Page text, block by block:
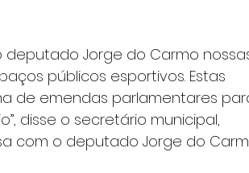
Jorge do Carmo
públicos esportivos. Estas
de emendas parlamentares
disse o secretário municipal,
com o deputado Jorge do